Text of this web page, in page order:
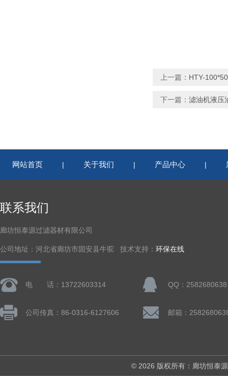
上一篇： HTY-
下一篇： 滤油机液压
网站首页 | 关于我们 | 产品中心 |
联系我们
廊坊恒泰源过滤器材有限公司
公司地址：河北省廊坊市固安县牛驼 技术支持： 环保在线
电 话：13722603314 QQ：2582680638
公司传真：86-0316-6127606 邮箱：
© 2026 版权所有：廊坊恒泰